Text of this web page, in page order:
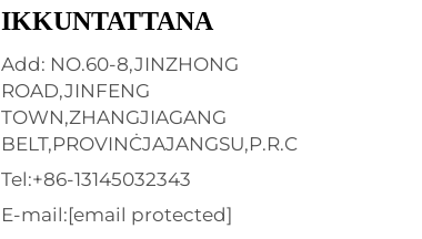
IKKUNTATTANA
Add: NO.60-8,JINZHONG
ROAD,JINFENG
TOWN,ZHANGJIAGANG
BELT,PROVINĊJAJANGSU,P.R.C
Tel:+86-13145032343
E-mail:[email protected]